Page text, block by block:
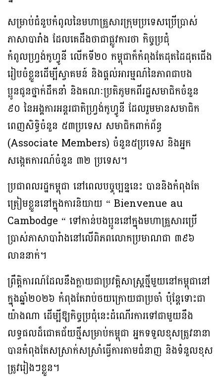
សម្រាប់ជំនួបកំពូលនៃមហាគ្រួសារក្រុមប្រទេសប្រើប្រាស់
ភាសាបារាំង ដែលគេដឹងថាជាផ្លូវការថា កិច្ចប្រជុំ
កំពូលហ្វ្រង់កូហ្វូនី លើកទី២០ កម្ពុជាក៏កំពុងតែដុតដៃដុតជើង
រៀបចំខ្លួនដើម្បីស្វាគមន៍ និងផ្តល់អារម្មណ៍នៃភាពជាបង
ប្អូនជូនថ្នាក់ដឹកនាំ និងគណៈប្រតិភូ​មកពីរដ្ឋ​សមាជិកចំនួន
៩០ នៃអង្គការអន្តរជាតិហ្វ្រង់កូហ្វូនី ដែល​រួម​មាន​សមាជិក​
ពេញសិទ្ធិ​ចំនួន ៥៣ប្រទេស សមាជិកពាក់ព័ន្ធ
(Associate Members) ​ចំនួន៥ប្រទេស និង​អ្នក
សង្កេតការណ៍​ចំនួន ៣២ ប្រទេស។
ប្រជាពលរដ្ឋកម្ពុជា នៅពេលបច្ចុប្បន្ននេះ បាននិងកំពុងតែ
ត្រៀមខ្លួននៅក្នុងការនិយាយ “ Bienvenue au
Cambodge “ ទៅកាន់បងប្អូននៅក្នុងមហាគ្រួសារប្រើ
ប្រាស់ភាសាបារំាងនៅលើពិភពលោកប្រមាណជា ៣៩៦
លាននាក់។
ព្រឹត្តិការណ៍ដែលនឹងក្លាយជាប្រវត្តិសាស្រ្តថ្មីមួយនៅកម្ពុជានៅ
ក្នុងឆ្នាំ២០២៦ កំពុងតែរាប់ថយក្រោយជាប្រចាំ ប៉ុន្តែទោះជា
យ៉ាងណា ដើម្បីឱ្យកិច្ចប្រជុំនេះដំណើរការទៅជាមួយនឹង
លទ្ធផលដ៏ជោគជ័យថ្មីសម្រាប់កម្ពុជា អ្នកទទួលខុសត្រូវនានា
បានកំពុងតែសស្រាក់សស្រាំធ្វើការតាមជំនាញ និងទំនួលខុស
ត្រូវរៀងៗខ្លួន។​